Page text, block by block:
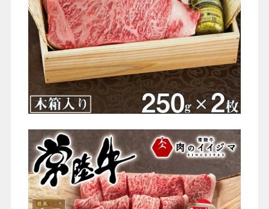
シーン別特集
お中元ギフト
お中元ハムギフ
ト
誕生日ギフト
出産内祝い 結婚内祝い 法事・香典返し